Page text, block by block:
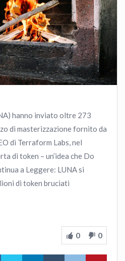
hanno inviato oltre 273
di masterizzazione fornito da
di Terraform Labs, nel
di token – un’idea che Do
a Leggere: LUNA si
di token bruciati
0 0